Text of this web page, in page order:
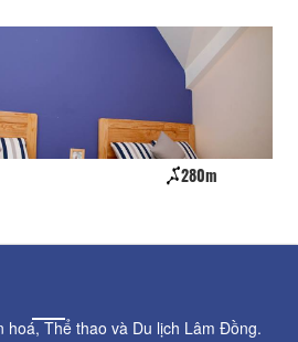
280m
hoá, Thể thao và Du lịch Lâm Đồng.